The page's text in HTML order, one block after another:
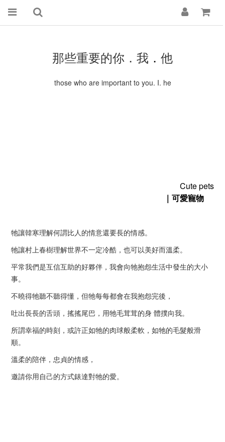
那些重要的你．我 ． 他
those who are important to you. I. he
Cute pets
｜ 可愛寵物
牠讓韓寒理解何謂比⼈的情意還要長的情感。
牠讓村上春樹理解世界不⼀定冷酷，也可以美好⽽溫柔。
平常我們是互信互助的好夥伴，我會向牠抱怨⽣活中發⽣的⼤⼩
事。
不曉得牠聽不聽得懂，但牠每每都會在我抱怨完後，
吐出長長的⾆頭，搖搖尾巴，⽤牠⽑茸茸的身 體撲向我。
所謂幸福的時刻，或許正如牠的⾁球般柔軟，如牠的⽑髮般滑
順。
溫柔的陪伴，忠貞的情感，
邀請你⽤⾃⼰的⽅式錶達對牠的愛。